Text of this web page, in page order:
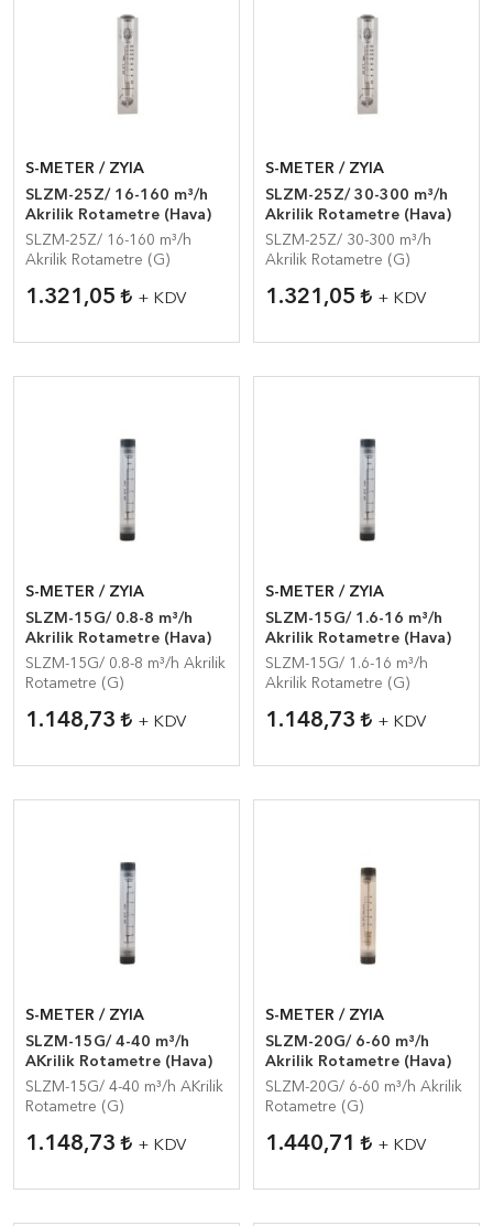
S-METER / ZYIA
SLZM-25Z/ 16-160 m³/h
Akrilik Rotametre (Hava)
SLZM-25Z/ 16-160 m³/h
Akrilik Rotametre (G)
1.321,05 + KDV
S-METER / ZYIA
SLZM-25Z/ 30-300 m³/h
Akrilik Rotametre (Hava)
SLZM-25Z/ 30-300 m³/h
Akrilik Rotametre (G)
1.321,05 + KDV
S-METER / ZYIA
SLZM-15G/ 0.8-8 m³/h
Akrilik Rotametre (Hava)
SLZM-15G/ 0.8-8 m³/h Akrilik
Rotametre (G)
1.148,73 + KDV
S-METER / ZYIA
SLZM-15G/ 1.6-16 m³/h
Akrilik Rotametre (Hava)
SLZM-15G/ 1.6-16 m³/h
Akrilik Rotametre (G)
1.148,73 + KDV
S-METER / ZYIA
SLZM-15G/ 4-40 m³/h
AKrilik Rotametre (Hava)
SLZM-15G/ 4-40 m³/h AKrilik
Rotametre (G)
1.148,73 + KDV
S-METER / ZYIA
SLZM-20G/ 6-60 m³/h
Akrilik Rotametre (Hava)
SLZM-20G/ 6-60 m³/h Akrilik
Rotametre (G)
1.440,71 + KDV